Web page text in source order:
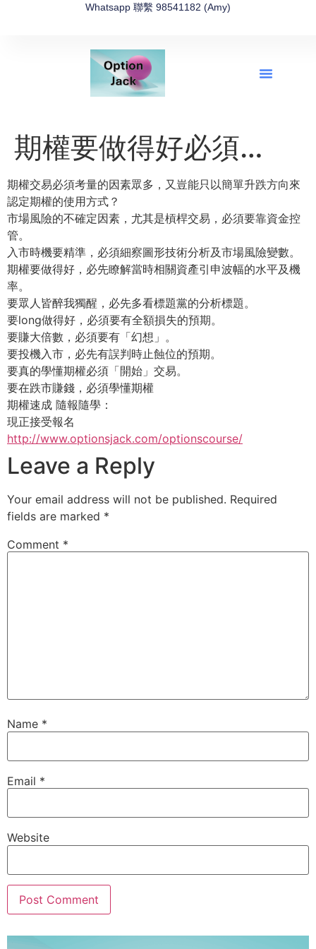
Whatsapp 聯繫 98541182 (Amy)
期權要做得好必須…
期權交易必須考量的因素眾多， 又豈能只以簡單升跌方向來
認定期權的使用方式？
市場風險的不確定因素，尤其是槓桿交易，必須要靠資金控
管。
入市時機要精準，必須細察圖形技術分析及市場風險變數。
期權要做得好，必先瞭解當時相關資產引申波幅的水平及機
率。
要眾人皆醉我獨醒，必先多看標題黨的分析標題。
要long做得好，必須要有全額損失的預期。
要賺大倍數，必須要有「幻想」。
要投機入市，必先有誤判時止蝕位的預期。
要真的學懂期權必須「開始」交易。
要在跌市賺錢，必須學懂期權
期權速成 隨報隨學：
現正接受報名
http://www.optionsjack.com/optionscourse/
Leave a Reply
Your email address will not be published. Required
fields are marked *
Comment *
Name *
Email *
Website